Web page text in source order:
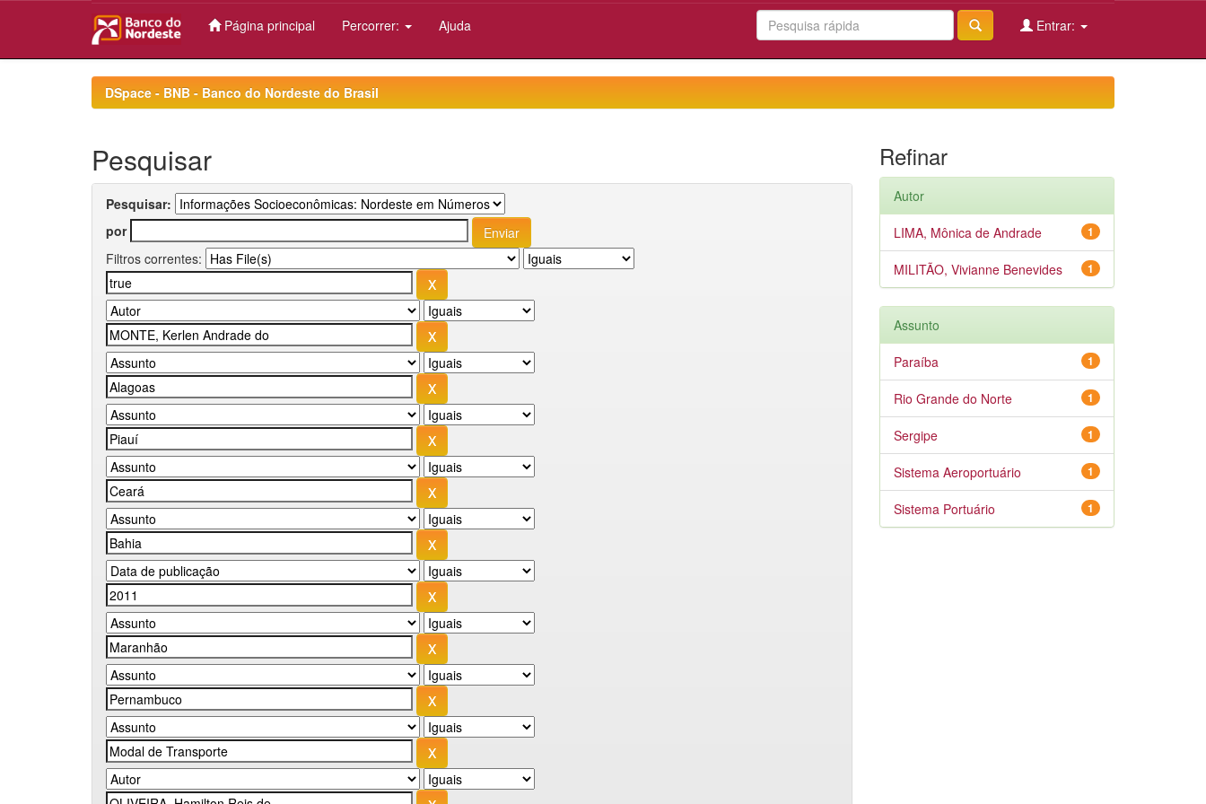
Página principal Percorrer: Ajuda Entrar:
DSpace - BNB - Banco do Nordeste do Brasil
Pesquisar
Pesquisar:
por
Filtros correntes:
Refinar
Autor
1
LIMA, Mônica de Andrade
1
MILITÃO, Vivianne Benevides
Assunto
1
Paraíba
1
Rio Grande do Norte
1
Sergipe
1
Sistema Aeroportuário
1
Sistema Portuário